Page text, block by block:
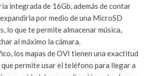
integrada de 16Gb, además de contar
por medio de una MicroSD
lo que te permite almacenar música,
al máximo la cámara.
los mapas de OVI tienen una exactitud
permite usar el teléfono para llegar a